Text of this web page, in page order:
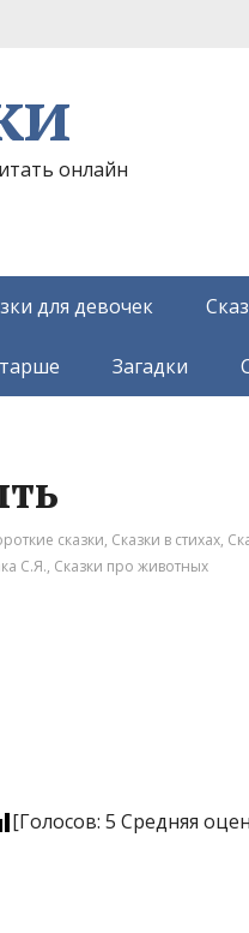
онлайн
для девочек
Загадки
сказки, Сказки в стихах,
С.Я., Сказки про животных
[Голосов:5 Средняя